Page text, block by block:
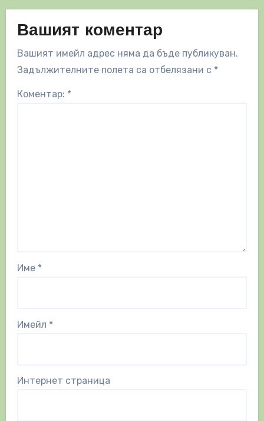
Вашият коментар
Вашият имейл адрес няма да бъде публикуван.
Задължителните полета са отбелязани с *
Коментар: *
Име *
Имейл *
Интернет страница